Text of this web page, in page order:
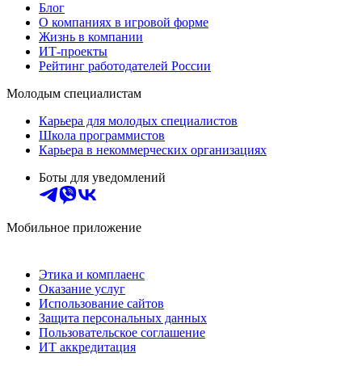
Блог
О компаниях в игровой форме
Жизнь в компании
ИТ-проекты
Рейтинг работодателей России
Молодым специалистам
Карьера для молодых специалистов
Школа программистов
Карьера в некоммерческих организациях
Боты для уведомлений
Мобильное приложение
Этика и комплаенс
Оказание услуг
Использование сайтов
Защита персональных данных
Пользовательское соглашение
ИТ аккредитация